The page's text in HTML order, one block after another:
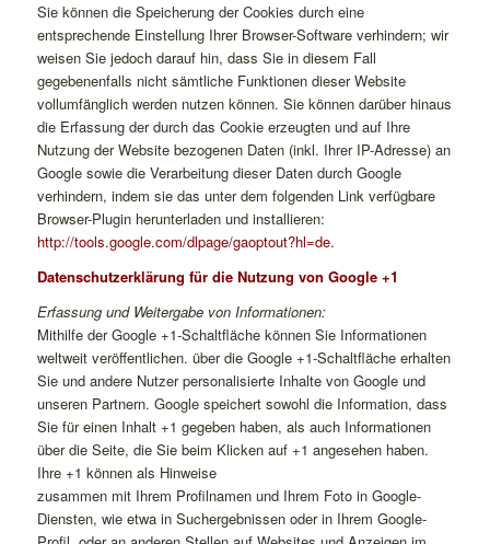
Sie können die Speicherung der Cookies durch eine
entsprechende Einstellung Ihrer Browser-Software verhindern; wir
weisen Sie jedoch darauf hin, dass Sie in diesem Fall
gegebenenfalls nicht sämtliche Funktionen dieser Website
vollumfänglich werden nutzen können. Sie können darüber hinaus
die Erfassung der durch das Cookie erzeugten und auf Ihre
Nutzung der Website bezogenen Daten (inkl. Ihrer IP-Adresse) an
Google sowie die Verarbeitung dieser Daten durch Google
verhindern, indem sie das unter dem folgenden Link verfügbare
Browser-Plugin herunterladen und installieren:
http://tools.google.com/dlpage/gaoptout?hl=de.
Datenschutzerklärung für die Nutzung von Google +1
Erfassung und Weitergabe von Informationen:
Mithilfe der Google +1-Schaltfläche können Sie Informationen
weltweit veröffentlichen. über die Google +1-Schaltfläche erhalten
Sie und andere Nutzer personalisierte Inhalte von Google und
unseren Partnern. Google speichert sowohl die Information, dass
Sie für einen Inhalt +1 gegeben haben, als auch Informationen
über die Seite, die Sie beim Klicken auf +1 angesehen haben.
Ihre +1 können als Hinweise
zusammen mit Ihrem Profilnamen und Ihrem Foto in Google-
Diensten, wie etwa in Suchergebnissen oder in Ihrem Google-